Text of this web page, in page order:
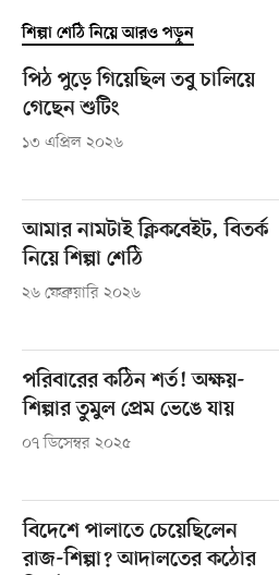
শিল্পা শেঠি নিয়ে আরও পড়ুন
পিঠ পুড়ে গিয়েছিল তবু চালিয়ে
গেছেন শুটিং
১৩ এপ্রিল ২০২৬
আমার নামটাই ক্লিকবেইট, বিতর্ক
নিয়ে শিল্পা শেঠি
২৬ ফেব্রুয়ারি ২০২৬
পরিবারের কঠিন শর্ত! অক্ষয়-
শিল্পার তুমুল প্রেম ভেঙে যায়
০৭ ডিসেম্বর ২০২৫
বিদেশে পালাতে চেয়েছিলেন
রাজ-শিল্পা? আদালতের কঠোর